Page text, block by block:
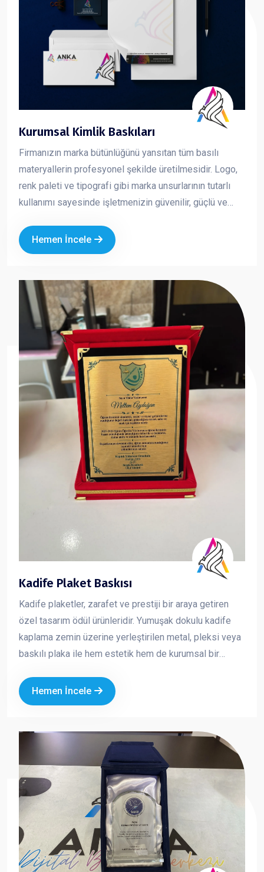
Kurumsal Kimlik Baskıları
Firmanızın marka bütünlüğünü yansıtan tüm basılı
materyallerin profesyonel şekilde üretilmesidir. Logo,
renk paleti ve tipografi gibi marka unsurlarının tutarlı
kullanımı sayesinde işletmenizin güvenilir, güçlü ve
kimlik çalışmaları, markanızın her temas noktasında
aynı kalite ve ciddiyeti göstermesine yardımcı olur.
Hemen İncele
Kadife Plaket Baskısı
Kadife plaketler, zarafet ve prestiji bir araya getiren
özel tasarım ödül ürünleridir. Yumuşak dokulu kadife
kaplama zemin üzerine yerleştirilen metal, pleksi veya
baskılı plaka ile hem estetik hem de kurumsal bir
anlamlı teşekkürlerde tercih edilen bu ürünler, değerli
anların kalıcı bir simgesi haline gelir.
Hemen İncele